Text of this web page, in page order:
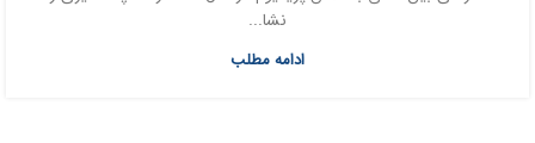
نشا...
ادامه مطلب